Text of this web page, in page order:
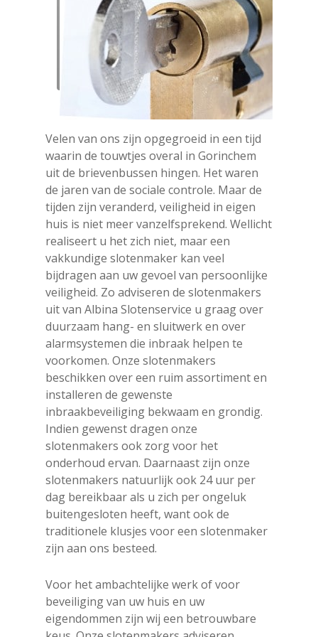
Read
Article
Velen van ons zijn opgegroeid in een tijd
waarin de touwtjes overal in Gorinchem
uit de brievenbussen hingen. Het waren
de jaren van de sociale controle. Maar de
tijden zijn veranderd, veiligheid in eigen
huis is niet meer vanzelfsprekend. Wellicht
realiseert u het zich niet, maar een
vakkundige slotenmaker kan veel
bijdragen aan uw gevoel van persoonlijke
veiligheid. Zo adviseren de slotenmakers
uit van Albina Slotenservice u graag over
duurzaam hang- en sluitwerk en over
alarmsystemen die inbraak helpen te
voorkomen. Onze slotenmakers
beschikken over een ruim assortiment en
installeren de gewenste
inbraakbeveiliging bekwaam en grondig.
Indien gewenst dragen onze
slotenmakers ook zorg voor het
onderhoud ervan. Daarnaast zijn onze
slotenmakers natuurlijk ook 24 uur per
dag bereikbaar als u zich per ongeluk
buitengesloten heeft, want ook de
traditionele klusjes voor een slotenmaker
zijn aan ons besteed.
Voor het ambachtelijke werk of voor
beveiliging van uw huis en uw
eigendommen zijn wij een betrouwbare